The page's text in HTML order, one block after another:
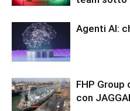
Agenti AI:
FHP
con